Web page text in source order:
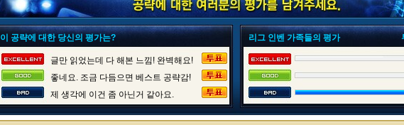
이 공략에 대한 당신의 평가는?
글만 읽었는데 다 해본 느낌! 완벽해요!
좋네요. 조금 다듬으면 베스트 공략감!
제 생각에 이건 좀 아닌거 같아요.
리그 인벤 가족들의 평가